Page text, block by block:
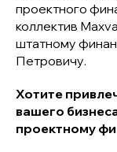
проектного
коллектив
штатному
Петровичу.
Хотите
вашего
проектному